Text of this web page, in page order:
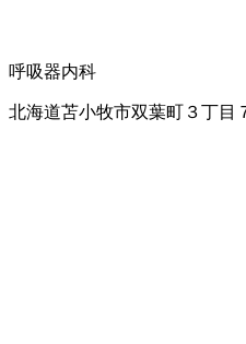
呼吸器内科
北海道苫小牧市双葉町３丁目